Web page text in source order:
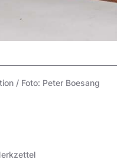
/ Foto: Peter Boesang